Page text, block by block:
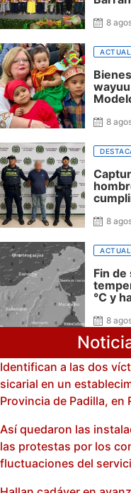
8
8
8
Fin
°C y
8
Identifican a las dos
sicarial en un
Provincia de Padilla, en
Así quedaron las
las protestas por los
fluctuaciones del